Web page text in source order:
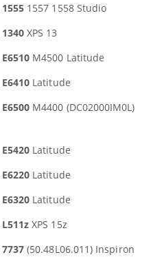
1555 1557 1558 Studio
1340 XPS 13
E6510 M4500 Latitude
E6410 Latitude
E6500 M4400 (DC02000IM0L)
E5420 Latitude
E6220 Latitude
E6320 Latitude
L511z XPS 15z
7737 (50.48L06.011) Inspiron